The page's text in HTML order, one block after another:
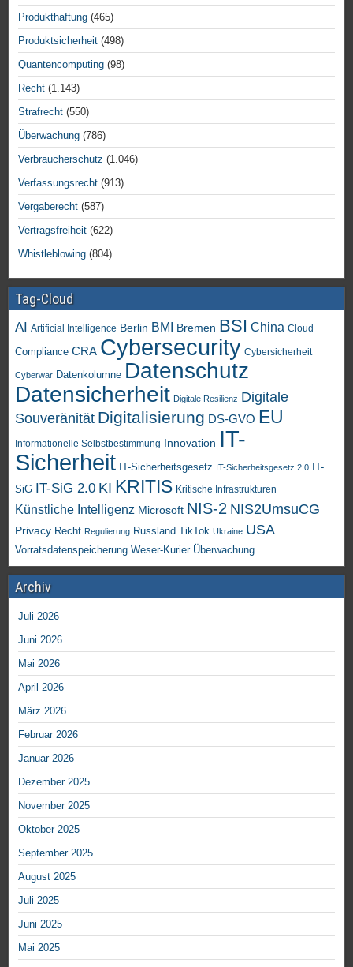
Produkthaftung (465)
Produktsicherheit (498)
Quantencomputing (98)
Recht (1.143)
Strafrecht (550)
Überwachung (786)
Verbraucherschutz (1.046)
Verfassungsrecht (913)
Vergaberecht (587)
Vertragsfreiheit (622)
Whistleblowing (804)
Tag-Cloud
AI Artificial Intelligence Berlin BMI Bremen BSI China Cloud
Compliance CRA Cybersecurity Cybersicherheit
Cyberwar Datenkolumne Datenschutz
Datensicherheit Digitale Resilienz Digitale
Souveränität Digitalisierung DS-GVO EU
Informationelle Selbstbestimmung Innovation IT-
Sicherheit IT-Sicherheitsgesetz IT-Sicherheitsgesetz 2.0
IT-
SiG IT-SiG 2.0 KI KRITIS Kritische Infrastrukturen
Künstliche Intelligenz Microsoft NIS-2 NIS2UmsuCG
Privacy Recht Regulierung Russland TikTok Ukraine USA
Vorratsdatenspeicherung Weser-Kurier Überwachung
Archiv
Juli 2026
Juni 2026
Mai 2026
April 2026
März 2026
Februar 2026
Januar 2026
Dezember 2025
November 2025
Oktober 2025
September 2025
August 2025
Juli 2025
Juni 2025
Mai 2025